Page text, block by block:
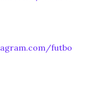
futbo